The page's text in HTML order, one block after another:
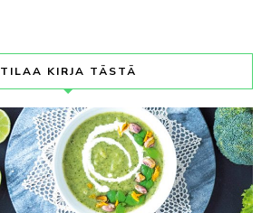
TILAA KIRJA TÄSTÄ